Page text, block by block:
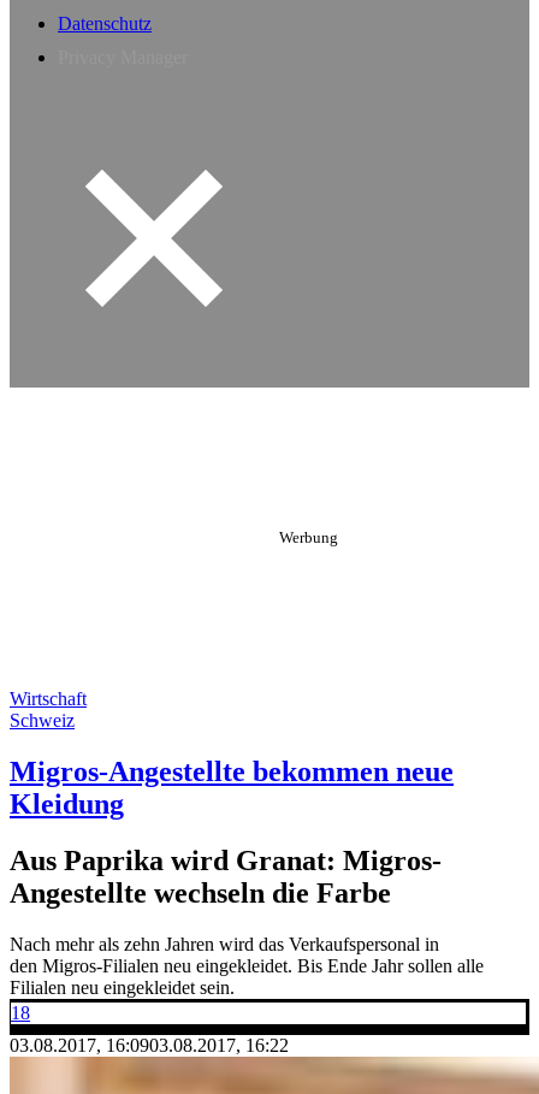
Datenschutz
Wirtschaft
Schweiz
Migros-Angestellte bekommen neue
Kleidung
Aus Paprika wird Granat: Migros-
Angestellte wechseln die Farbe
Nach mehr als zehn Jahren wird das Verkaufspersonal in
den Migros-Filialen neu eingekleidet. Bis Ende Jahr sollen alle
Filialen neu eingekleidet sein.
18
03.08.2017, 16:0903.08.2017, 16:22